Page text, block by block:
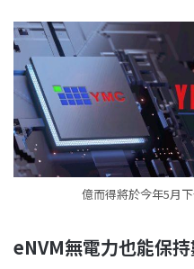
億而得將於今年5月
eNVM無電力也能保